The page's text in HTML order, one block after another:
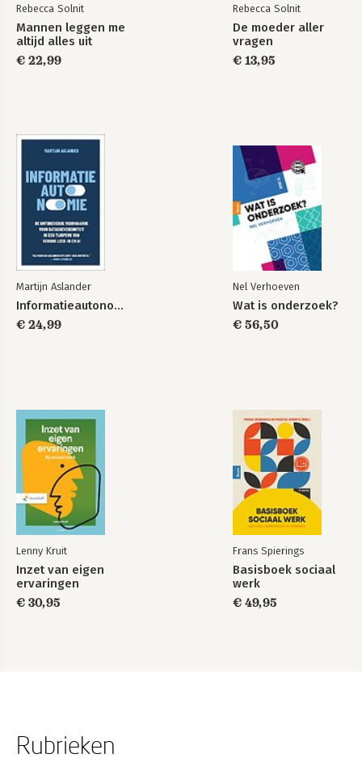
vragen
Bekijk alle boeken
Rebecca Solnit
Mannen leggen me
altijd alles uit
€ 22,99
Rebecca Solnit
De moeder aller
vragen
€ 13,95
Martijn Aslander
Informatieautonomie
€ 24,99
Nel Verhoeven
Wat is onderzoek?
€ 56,50
Lenny Kruit
Inzet van eigen
ervaringen
€ 30,95
Frans Spierings
Basisboek sociaal
werk
€ 49,95
Rubrieken